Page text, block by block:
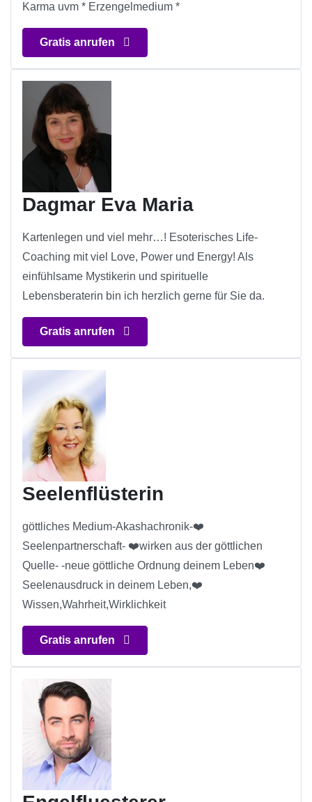
Karma uvm * Erzengelmedium *
Gratis anrufen
Dagmar Eva Maria
Kartenlegen und viel mehr…! Esoterisches Life-
Coaching mit viel Love, Power und Energy! Als
einfühlsame Mystikerin und spirituelle
Lebensberaterin bin ich herzlich gerne für Sie da.
Gratis anrufen
Seelenflüsterin
göttliches Medium-Akashachronik-❤️
Seelenpartnerschaft- ❤️wirken aus der göttlichen
Quelle- -neue göttliche Ordnung deinem Leben❤️
Seelenausdruck in deinem Leben,❤️
Wissen,Wahrheit,Wirklichkeit
Gratis anrufen